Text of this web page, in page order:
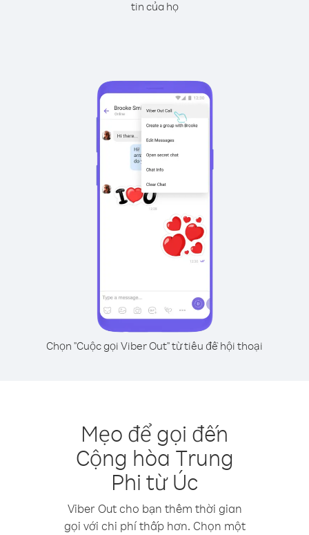
tin của họ
Chọn "Cuộc gọi Viber Out" từ tiêu đề hội thoại
Mẹo để gọi đến
Cộng hòa Trung
Phi từ Úc
Viber Out cho bạn thêm thời gian
gọi với chi phí thấp hơn. Chọn một